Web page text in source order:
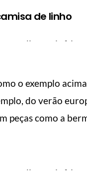
de linho
o exemplo
do verão
peças como a